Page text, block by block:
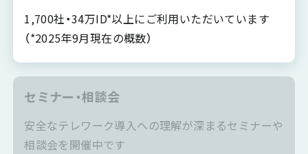
1,700社・34万ID*以上にご利用いただいています
（*2025年9月現在の概数）
セミナー・相談会
安全なテレワーク導入への理解が深まるセミナーや
相談会を開催中です